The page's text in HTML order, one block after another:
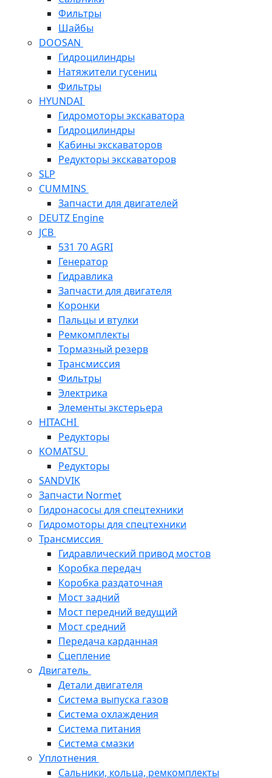
Фильтры
Шайбы
DOOSAN
Гидроцилиндры
Натяжители гусениц
Фильтры
HYUNDAI
Гидромоторы экскаватора
Гидроцилиндры
Кабины экскаваторов
Редукторы экскаваторов
SLP
CUMMINS
Запчасти для двигателей
DEUTZ Engine
JCB
531 70 AGRI
Генератор
Гидравлика
Запчасти для двигателя
Коронки
Пальцы и втулки
Ремкомплекты
Тормазный резерв
Трансмиссия
Фильтры
Электрика
Элементы экстерьера
HITACHI
Редукторы
KOMATSU
Редукторы
SANDVIK
Запчасти Normet
Гидронасосы для спецтехники
Гидромоторы для спецтехники
Трансмиссия
Гидравлический привод мостов
Коробка передач
Коробка раздаточная
Мост задний
Мост передний ведущий
Мост средний
Передача карданная
Сцепление
Двигатель
Детали двигателя
Система выпуска газов
Система охлаждения
Система питания
Система смазки
Уплотнения
Сальники, кольца, ремкомплекты